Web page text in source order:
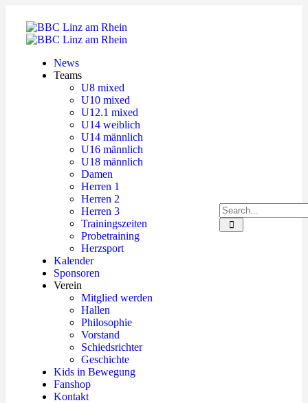
News
Teams
U8 mixed
U10 mixed
U12.1 mixed
U14 weiblich
U14 männlich
U16 männlich
U18 männlich
Damen
Herren 1
Herren 2
Herren 3
Trainingszeiten
Probetraining
Herzsport
Kalender
Sponsoren
Verein
Mitglied werden
Hallen
Philosophie
Vorstand
Schiedsrichter
Geschichte
Kids in Bewegung
Fanshop
Kontakt